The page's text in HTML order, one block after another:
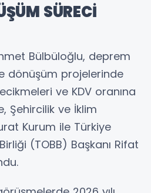
SÜRECİ
Bülbüloğlu, deprem
dönüşüm projelerinde
ve KDV oranına
Şehircilik ve İklim
Kurum ile Türkiye
(TOBB) Başkanı Rifat